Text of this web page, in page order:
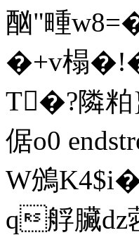
酗"畽
�+v榻
T�?隣粕
倨o0
W鳻
q艀臟dz